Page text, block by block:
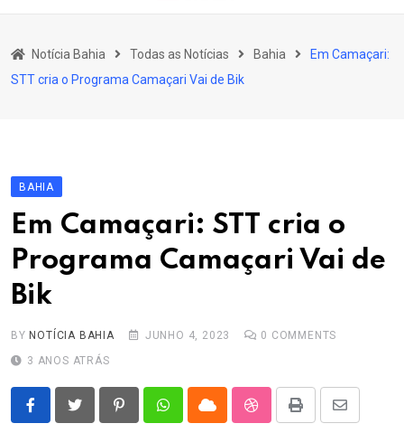
Educação
Esporte
Outros Assuntos
Notícia Bahia Todas as Notícias Bahia
Em Camaçari:
STT cria o Programa Camaçari Vai de Bik
BAHIA
Em Camaçari: STT cria o
Programa Camaçari Vai de
Bik
BY NOTÍCIA BAHIA JUNHO 4, 2023 0 COMMENTS
3 ANOS ATRÁS
PinterestWhatsappCloud StumbleUpon
Print
Share